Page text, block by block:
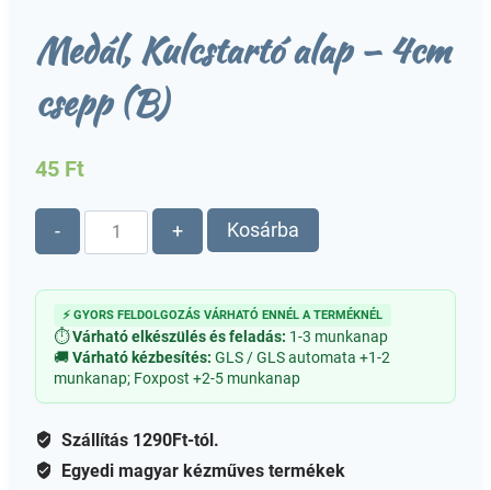
Medál, Kulcstartó alap – 4cm
csepp (B)
45 Ft
-
Medál,
Kulcstartó
4cm
csepp
(B)
+ Kosárba
⚡ GYORS FELDOLGOZÁS VÁRHATÓ ENNÉL A TERMÉKNÉL
⏱Várható elkészülés és feladás: 1-3 munkanap
🚚Várható kézbesítés: GLS / GLS automata +1-2
munkanap; Foxpost +2-5 munkanap
Szállítás 1290Ft-tól.
Egyedi magyar kézműves termékek